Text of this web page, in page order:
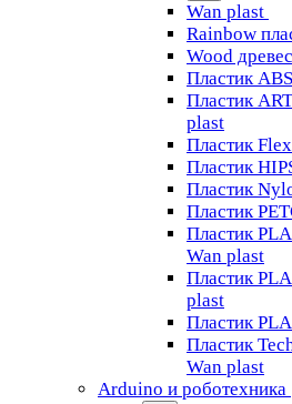
Wan plast
Rainbow
Wood
Пластик
Пластик
plast
Пластик
Пластик
Пластик
Пластик
Пластик
Wan plast
Пластик
plast
Пластик
Пластик
Wan plast
Arduino и роботехника